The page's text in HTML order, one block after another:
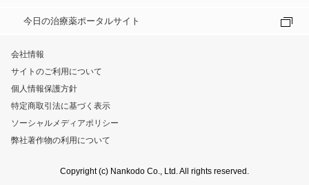
今日の治療薬ポータルサイト
会社情報
サイトのご利用について
個人情報保護方針
特定商取引法に基づく表示
ソーシャルメディアポリシー
弊社著作物の利用について
Copyright (c) Nankodo Co., Ltd. All rights reserved.